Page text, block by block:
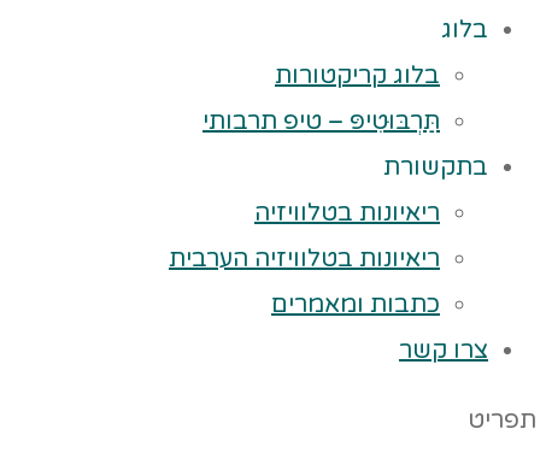
בלוג
בלוג קריקטורות
תַּרְבּוּטִיפּ – טיפ תרבותי
בתקשורת
ריאיונות בטלוויזיה
ריאיונות בטלוויזיה הערבית
כתבות ומאמרים
צרו קשר
תפריט